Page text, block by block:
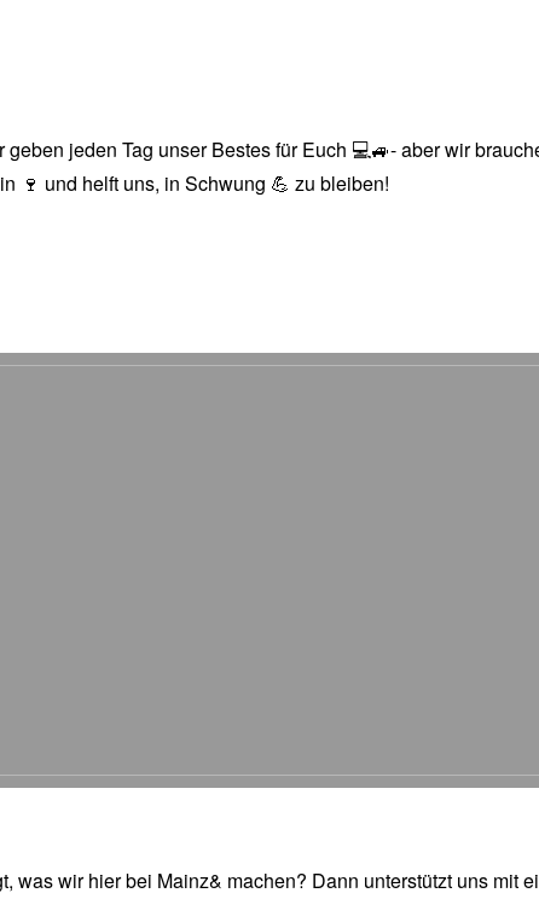
jeden Tag unser Bestes für Euch 💻🚙- aber wir
🍷 und helft uns, in Schwung 💪 zu bleiben!
was wir hier bei Mainz& machen? Dann unterstützt uns mit